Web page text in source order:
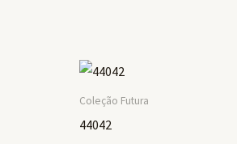
Coleção Futura
44042